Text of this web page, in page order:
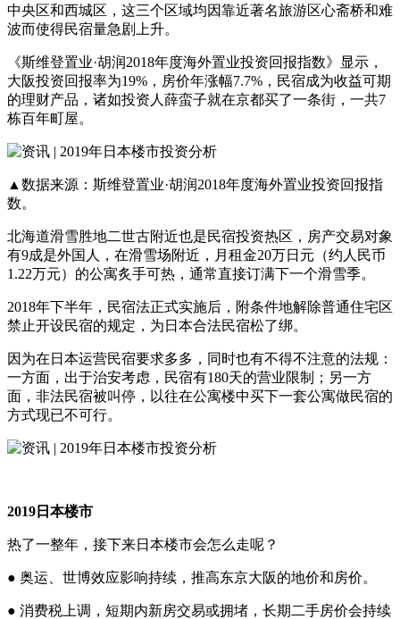
中央区和西城区，这三个区域均因靠近著名旅游区心斋桥和难
波而使得民宿量急剧上升。
《斯维登置业·胡润2018年度海外置业投资回报指数》显示，
大阪投资回报率为19%，房价年涨幅7.7%，民宿成为收益可期
的理财产品，诸如投资人薛蛮子就在京都买了一条街，一共7
栋百年町屋。
▲数据来源：斯维登置业·胡润2018年度海外置业投资回报指
数。
北海道滑雪胜地二世古附近也是民宿投资热区，房产交易对象
有9成是外国人，在滑雪场附近，月租金20万日元（约人民币
1.22万元）的公寓炙手可热，通常直接订满下一个滑雪季。
2018年下半年，民宿法正式实施后，附条件地解除普通住宅区
禁止开设民宿的规定，为日本合法民宿松了绑。
因为在日本运营民宿要求多多，同时也有不得不注意的法规：
一方面，出于治安考虑，民宿有180天的营业限制；另一方
面，非法民宿被叫停，以往在公寓楼中买下一套公寓做民宿的
方式现已不可行。
2019日本楼市
热了一整年，接下来日本楼市会怎么走呢？
● 奥运、世博效应影响持续，推高东京大阪的地价和房价。
● 消费税上调，短期内新房交易或拥堵，长期二手房价会持续